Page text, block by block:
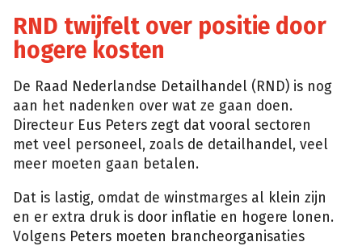
RND twijfelt over positie door
hogere kosten
De Raad Nederlandse Detailhandel (RND) is nog
aan het nadenken over wat ze gaan doen.
Directeur Eus Peters zegt dat vooral sectoren
met veel personeel, zoals de detailhandel, veel
meer moeten gaan betalen.
Dat is lastig, omdat de winstmarges al klein zijn
en er extra druk is door inflatie en hogere lonen.
Volgens Peters moeten brancheorganisaties